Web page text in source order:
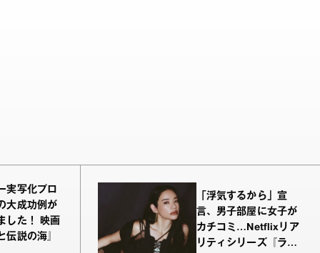
実写化プロ
大成功例が
した！ 映画
伝説の海』
「浮気するから」宣
言、男子部屋に女子が
カチコミ…Netflixリア
リティシリーズ『ラヴ